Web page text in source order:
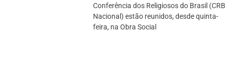
Conferência dos Religiosos do Brasil (CRB
Nacional) estão reunidos, desde quinta-
feira, na Obra Social